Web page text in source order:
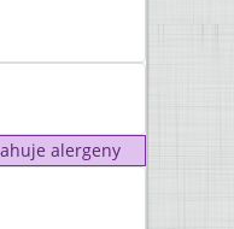
alergeny